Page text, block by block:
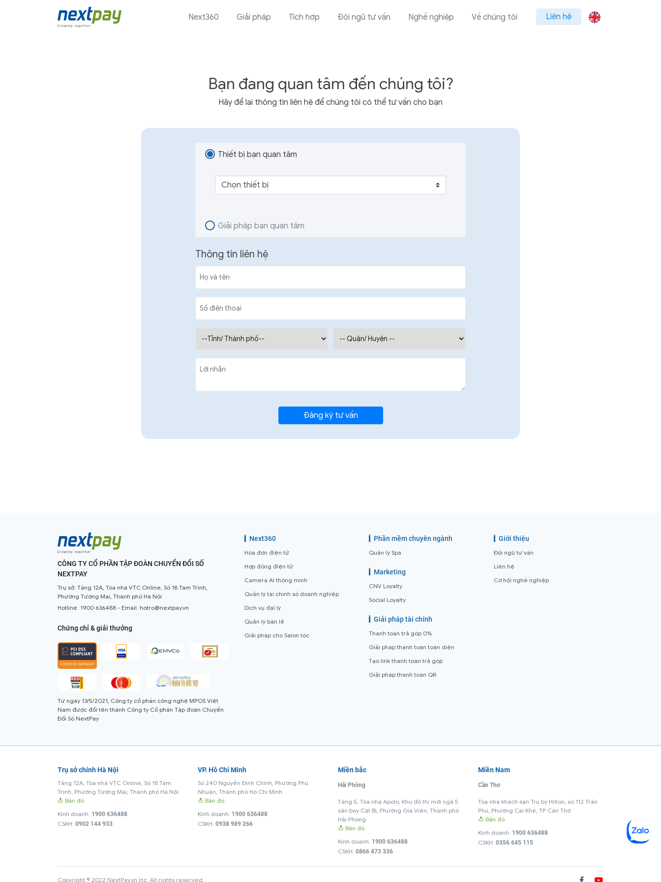
Next360 Giải pháp Tích hợp Đội ngũ tư vấn Nghề nghiệp Về chúng tôi Liên hệ
Bạn đang quan tâm đến chúng tôi?
Hãy để lại thông tin liên hệ để chúng tôi có thể tư vấn cho bạn
Thiết bị bạn quan tâm
Chọn thiết bị
Giải pháp bạn quan tâm
Thông tin liên hệ
CÔNG TY CỔ PHẦN TẬP ĐOÀN CHUYỂN ĐỔI SỐ
NEXTPAY
Trụ sở: Tầng 12A, Tòa nhà VTC Online, Số 18 Tam Trinh,
Phường Tương Mai, Thành phố Hà Nội
Hotline: 1900 636488 - Email: hotro@nextpay.vn
Chứng chỉ & giải thưởng
Từ ngày 13/5/2021, Công ty cổ phần công nghệ MPOS Việt
Nam được đổi tên thành Công ty Cổ phần Tập đoàn Chuyển
Đổi Số NextPay
Next360
Hóa đơn điện tử
Hợp đồng điện tử
Camera AI thông minh
Quản lý tài chính số doanh nghiệp
Dịch vụ đại lý
Quản lý bán lẻ
Giải pháp cho Salon tóc
Phần mềm chuyên ngành
Quản lý Spa
Marketing
CNV Loyalty
Social Loyalty
Giải pháp tài chính
Thanh toán trả góp 0%
Giải pháp thanh toán toàn diện
Tạo link thanh toán trả góp
Giải pháp thanh toán QR
Giới thiệu
Đội ngũ tư vấn
Liên hệ
Cơ hội nghề nghiệp
Trụ sở chính Hà Nội
Tầng 12A, Tòa nhà VTC Online, Số 18 Tam
Trinh, Phường Tương Mai, Thành phố Hà Nội
Bản đồ
Kinh doanh: 1900 636488
CSKH: 0902 144 933
VP. Hồ Chí Minh
Số 240 Nguyễn Đình Chính, Phường Phú
Nhuận, Thành phố Hồ Chí Minh
Bản đồ
Kinh doanh: 1900 636488
CSKH: 0938 989 266
Miền bắc
Hải Phòng
Tầng 5, Tòa nhà Apolo, Khu đô thị mới ngã 5
sân bay Cát Bi, Phường Gia Viên, Thành phố
Hải Phòng
Bản đồ
Kinh doanh: 1900 636488
CSKH: 0866 473 336
Miền Nam
Cần Thơ
Tòa nhà khách sạn Tru by Hilton, số 112 Trần
Phú, Phường Cái Khế, TP Cần Thơ
Bản đồ
Kinh doanh: 1900 636488
CSKH: 0356 645 115
Copyright © 2022 NextPay.vn Inc. All rights reserved.